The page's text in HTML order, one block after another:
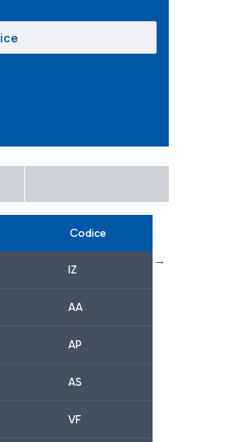
Ultimo →
Codice
IZ
AA
AP
AS
VF